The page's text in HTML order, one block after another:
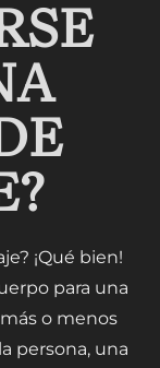
¡Qué bien!
para una
o menos
persona, una